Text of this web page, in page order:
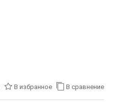
В избранное В сравнение